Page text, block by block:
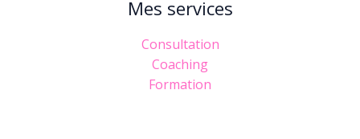
Mes services
Consultation
Coaching
Formation